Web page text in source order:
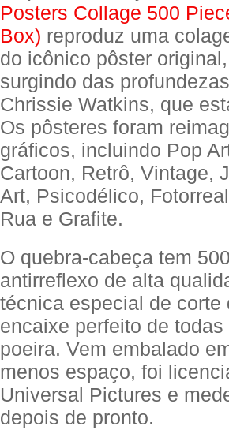
Posters Collage 500
Box) reproduz uma
do icônico pôster
surgindo das
Chrissie Watkins, que
Os pôsteres foram
gráficos, incluindo Pop
Cartoon, Retrô, Vintage,
Art, Psicodélico,
Rua e Grafite.
O quebra-cabeça tem
antirreflexo de alta
técnica especial de
encaixe perfeito de
poeira. Vem embalado
menos espaço, foi
Universal Pictures e
depois de pronto.